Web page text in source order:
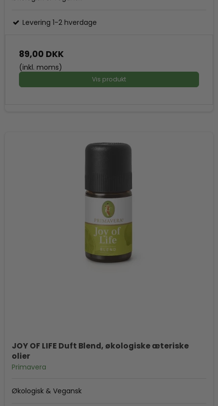
Levering 1-2 hverdage
89,00 DKK
(inkl. moms)
Vis produkt
JOY OF LIFE Duft Blend, økologiske æteriske
olier
Primavera
Økologisk & Vegansk